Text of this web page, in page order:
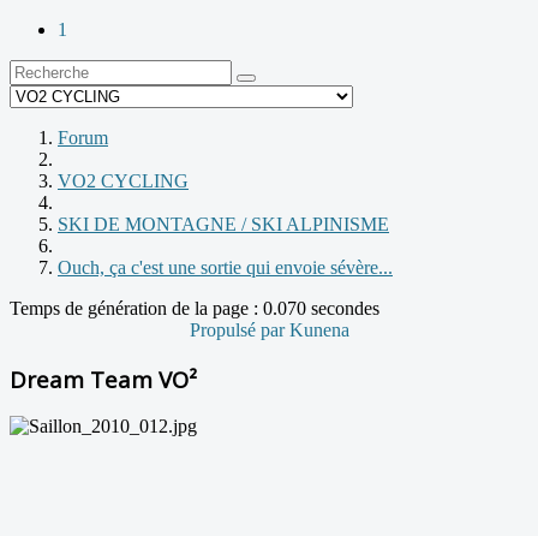
1
Forum
VO2 CYCLING
SKI DE MONTAGNE / SKI ALPINISME
Ouch, ça c'est une sortie qui envoie sévère...
Temps de génération de la page : 0.070 secondes
Propulsé parKunena
Dream Team VO²